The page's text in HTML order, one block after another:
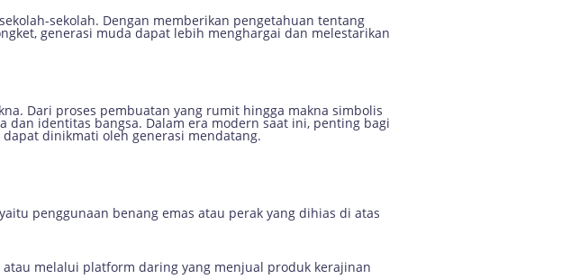
sekolah. Dengan memberikan pengetahuan tentang
generasi muda dapat lebih menghargai dan melestarikan
Dari proses pembuatan yang rumit hingga makna simbolis
identitas bangsa. Dalam era modern saat ini, penting bagi
dinikmati oleh generasi mendatang.
penggunaan benang emas atau perak yang dihias di atas
melalui platform daring yang menjual produk kerajinan